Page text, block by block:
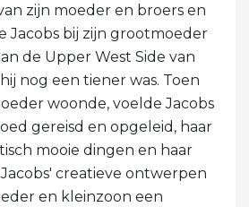
zijn moeder en broers en
Jacobs bij zijn grootmoeder
de Upper West Side van
nog een tiener was. Toen
woonde, voelde Jacobs
gereisd en opgeleid, haar
mooie dingen en haar
creatieve ontwerpen
en kleinzoon een